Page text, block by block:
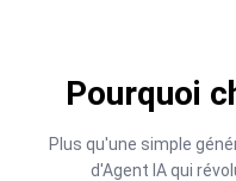
Pourquoi
Plus qu'une simple
d'Agent IA qui